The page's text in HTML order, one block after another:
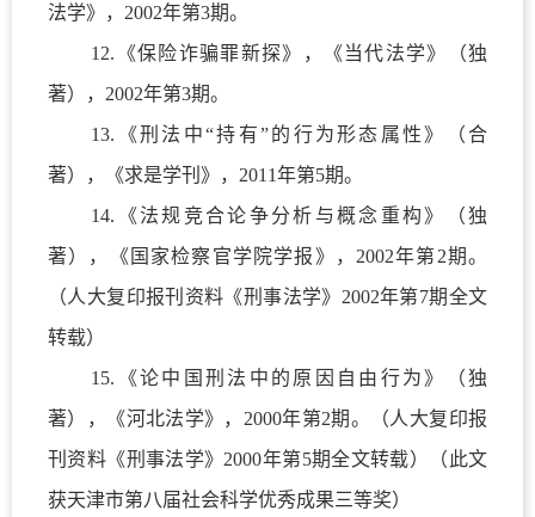
法学》， 2002年第3期。
12. 《保险诈骗罪新探》，《当代法学》（独
著）， 2002年第3期。
13. 《刑法中“持有”的行为形态属性》（合
著），《求是学刊》， 2011年第5期。
14. 《法规竞合论争分析与概念重构》（独
著），《国家检察官学院学报》， 2002年第2期。
（人大复印报刊资料《刑事法学》 2002年第7期全文
转载）
15. 《论中国刑法中的原因自由行为》（独
著），《河北法学》， 2000年第2期。（人大复印报
刊资料《刑事法学》 2000年第5期全文转载）（此文
获天津市第八届社会科学优秀成果三等奖）